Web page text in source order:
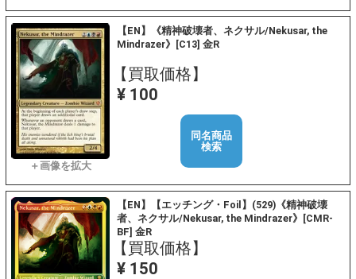
【EN】《精神破壊者、ネクサル/Nekusar, the
Mindrazer》[C13] 金R
【買取価格】
¥ 100
同名商品
検索
【EN】【エッチング・Foil】(529)《精神破壊
者、ネクサル/Nekusar, the Mindrazer》[CMR-
BF] 金R
【買取価格】
¥ 150